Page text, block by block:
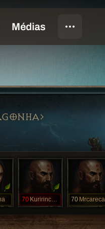
70 Kuririncarec 70 Mrcareca